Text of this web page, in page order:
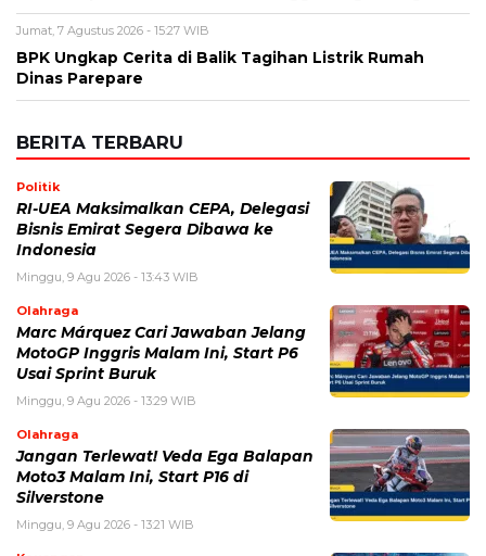
Jumat, 7 Agustus 2026 - 15:27 WIB
BPK Ungkap Cerita di Balik Tagihan Listrik Rumah
Dinas Parepare
BERITA TERBARU
Politik
RI-UEA Maksimalkan CEPA, Delegasi
Bisnis Emirat Segera Dibawa ke
Indonesia
Minggu, 9 Agu 2026 - 13:43 WIB
Olahraga
Marc Márquez Cari Jawaban Jelang
MotoGP Inggris Malam Ini, Start P6
Usai Sprint Buruk
Minggu, 9 Agu 2026 - 13:29 WIB
Olahraga
Jangan Terlewat! Veda Ega Balapan
Moto3 Malam Ini, Start P16 di
Silverstone
Minggu, 9 Agu 2026 - 13:21 WIB